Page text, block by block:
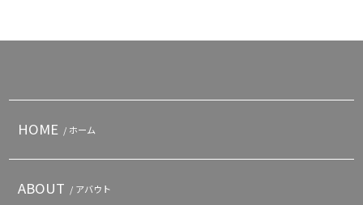
HOME / ホーム
ABOUT / アバウト